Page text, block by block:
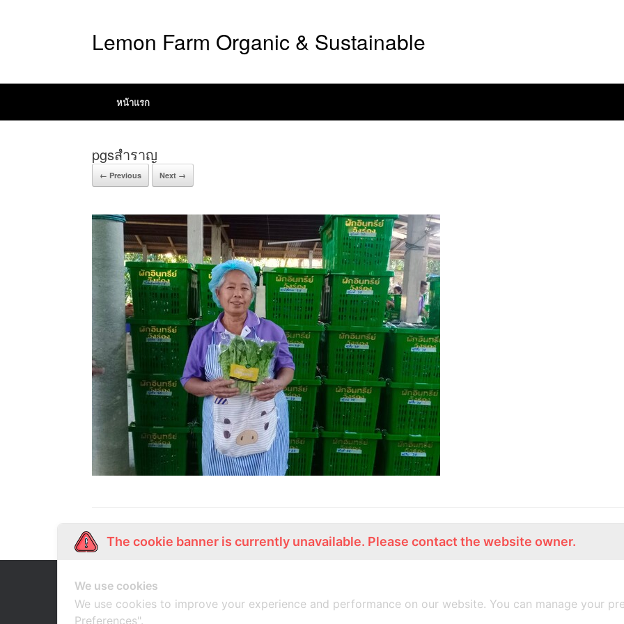
Lemon Farm Organic & Sustainable
หน้าแรก
pgsสำราญ
← Previous Next →
Our Story
เกี่ยวกับเรา ช้อปออนไลน์ สมัครงาน ร้านอาหารอินทรีย์
The cookie banner is currently unavailable. Please contact the website owner.
We use cookies
We use cookies to improve your experience and performance on our website. You can manage your
Preferences".